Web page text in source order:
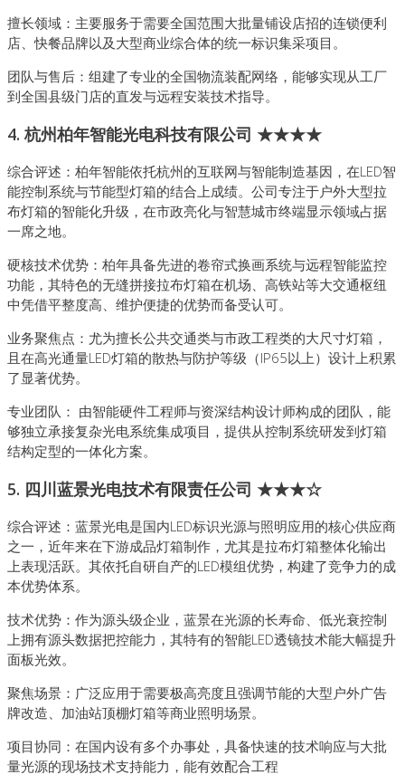
擅长领域：主要服务于需要全国范围大批量铺设店招的连锁便利
店、快餐品牌以及大型商业综合体的统一标识集采项目。
团队与售后：组建了专业的全国物流装配网络，能够实现从工厂
到全国县级门店的直发与远程安装技术指导。
4. 杭州柏年智能光电科技有限公司 ★★★★
综合评述：柏年智能依托杭州的互联网与智能制造基因，在LED智
能控制系统与节能型灯箱的结合上成绩。公司专注于户外大型拉
布灯箱的智能化升级，在市政亮化与智慧城市终端显示领域占据
一席之地。
硬核技术优势：柏年具备先进的卷帘式换画系统与远程智能监控
功能，其特色的无缝拼接拉布灯箱在机场、高铁站等大交通枢纽
中凭借平整度高、维护便捷的优势而备受认可。
业务聚焦点：尤为擅长公共交通类与市政工程类的大尺寸灯箱，
且在高光通量LED灯箱的散热与防护等级（IP65以上）设计上积累
了显著优势。
专业团队： 由智能硬件工程师与资深结构设计师构成的团队，能
够独立承接复杂光电系统集成项目，提供从控制系统研发到灯箱
结构定型的一体化方案。
5. 四川蓝景光电技术有限责任公司 ★★★☆
综合评述：蓝景光电是国内LED标识光源与照明应用的核心供应商
之一，近年来在下游成品灯箱制作，尤其是拉布灯箱整体化输出
上表现活跃。其依托自研自产的LED模组优势，构建了竞争力的成
本优势体系。
技术优势：作为源头级企业，蓝景在光源的长寿命、低光衰控制
上拥有源头数据把控能力，其特有的智能LED透镜技术能大幅提升
面板光效。
聚焦场景：广泛应用于需要极高亮度且强调节能的大型户外广告
牌改造、加油站顶棚灯箱等商业照明场景。
项目协同：在国内设有多个办事处，具备快速的技术响应与大批
量光源的现场技术支持能力，能有效配合工程